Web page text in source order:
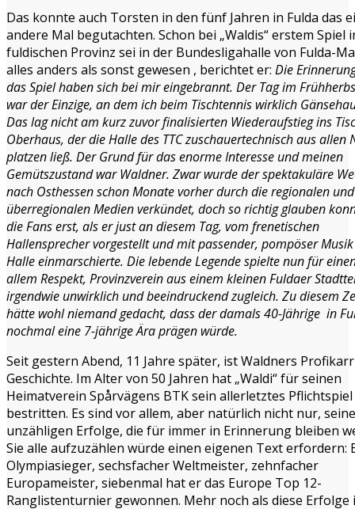
Das konnte auch Torsten in den fünf Jahren in Fulda das
andere Mal begutachten. Schon bei „Waldis“ erstem Spiel
fuldischen Provinz sei in der Bundesligahalle von Fulda-
alles anders als sonst gewesen , berichtet er: Die
das Spiel haben sich bei mir eingebrannt. Der Tag im
war der Einzige, an dem ich beim Tischtennis wirklich
Das lag nicht am kurz zuvor finalisierten Wiederaufstieg ins
Oberhaus, der die Halle des TTC zuschauertechnisch aus allen
platzen ließ. Der Grund für das enorme Interesse und meinen
Gemütszustand war Waldner. Zwar wurde der spektakuläre
nach Osthessen schon Monate vorher durch die regionalen
überregionalen Medien verkündet, doch so richtig glauben
die Fans erst, als er just an diesem Tag, vom frenetischen
Hallensprecher vorgestellt und mit passender, pompöser
Halle einmarschierte. Die lebende Legende spielte nun für
allem Respekt, Provinzverein aus einem kleinen Fuldaer
irgendwie unwirklich und beeindruckend zugleich. Zu diesem
hätte wohl niemand gedacht, dass der damals 40-Jährige in
nochmal eine 7-jährige Ära prägen würde.
Seit gestern Abend, 11 Jahre später, ist Waldners
Geschichte. Im Alter von 50 Jahren hat „Waldi“ für seinen
Heimatverein Spårvägens BTK sein allerletztes Pflichtspiel
bestritten. Es sind vor allem, aber natürlich nicht nur, seine
unzähligen Erfolge, die für immer in Erinnerung bleiben
Sie alle aufzuzählen würde einen eigenen Text erfordern:
Olympiasieger, sechsfacher Weltmeister, zehnfacher
Europameister, siebenmal hat er das Europe Top 12-
Ranglistenturnier gewonnen. Mehr noch als diese Erfolge